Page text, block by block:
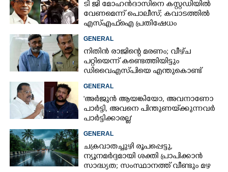
ടി ജി മോഹൻദാസിനെ കസ്റ്റഡിയിൽ
വേണമെന്ന് പൊലീസ്; കവാടത്തിൽ
എസ്എഫ്ഐ പ്രതിഷേധം
GENERAL
നിതിൻ രാജിന്റെ മരണം; വീഴ്‌ച
പറ്റിയെന്ന് കണ്ടെത്തിയിട്ടും
ഡിവൈഎസ്‌പിയെ എന്തുകൊണ്ട്
ഹൈക്കോടതി
GENERAL
'അർജുൻ ആയങ്കിയോ, അവനാണോ
പാർട്ടി, അവനെ പിന്തുണയ്‌ക്കുന്നവർ
പാർട്ടിക്കാരല്ല'
GENERAL
ചക്രവാതച്ചുഴി രൂപപ്പെട്ടു,
ന്യൂനമർദ്ദമായി ശക്തി പ്രാപിക്കാൻ
സാദ്ധ്യത; സംസ്ഥാനത്ത് വീണ്ടും മഴ